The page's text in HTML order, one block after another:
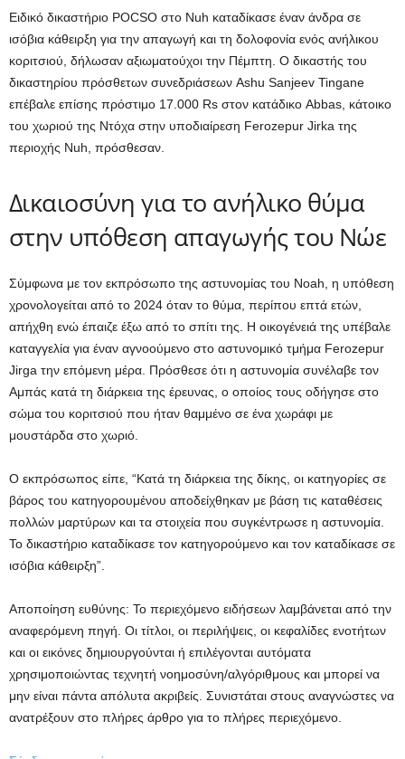
Ειδικό δικαστήριο POCSO στο Nuh καταδίκασε έναν άνδρα σε
ισόβια κάθειρξη για την απαγωγή και τη δολοφονία ενός ανήλικου
κοριτσιού, δήλωσαν αξιωματούχοι την Πέμπτη. Ο δικαστής του
δικαστηρίου πρόσθετων συνεδριάσεων Ashu Sanjeev Tingane
επέβαλε επίσης πρόστιμο 17.000 Rs στον κατάδικο Abbas, κάτοικο
του χωριού της Ντόχα στην υποδιαίρεση Ferozepur Jirka της
περιοχής Nuh, πρόσθεσαν.
Δικαιοσύνη για το ανήλικο θύμα
στην υπόθεση απαγωγής του Νώε
Σύμφωνα με τον εκπρόσωπο της αστυνομίας του Noah, η υπόθεση
χρονολογείται από το 2024 όταν το θύμα, περίπου επτά ετών,
απήχθη ενώ έπαιζε έξω από το σπίτι της. Η οικογένειά της υπέβαλε
καταγγελία για έναν αγνοούμενο στο αστυνομικό τμήμα Ferozepur
Jirga την επόμενη μέρα. Πρόσθεσε ότι η αστυνομία συνέλαβε τον
Αμπάς κατά τη διάρκεια της έρευνας, ο οποίος τους οδήγησε στο
σώμα του κοριτσιού που ήταν θαμμένο σε ένα χωράφι με
μουστάρδα στο χωριό.
Ο εκπρόσωπος είπε, “Κατά τη διάρκεια της δίκης, οι κατηγορίες σε
βάρος του κατηγορουμένου αποδείχθηκαν με βάση τις καταθέσεις
πολλών μαρτύρων και τα στοιχεία που συγκέντρωσε η αστυνομία.
Το δικαστήριο καταδίκασε τον κατηγορούμενο και τον καταδίκασε σε
ισόβια κάθειρξη”.
Αποποίηση ευθύνης: Το περιεχόμενο ειδήσεων λαμβάνεται από την
αναφερόμενη πηγή. Οι τίτλοι, οι περιλήψεις, οι κεφαλίδες ενοτήτων
και οι εικόνες δημιουργούνται ή επιλέγονται αυτόματα
χρησιμοποιώντας τεχνητή νοημοσύνη/αλγόριθμους και μπορεί να
μην είναι πάντα απόλυτα ακριβείς. Συνιστάται στους αναγνώστες να
ανατρέξουν στο πλήρες άρθρο για το πλήρες περιεχόμενο.